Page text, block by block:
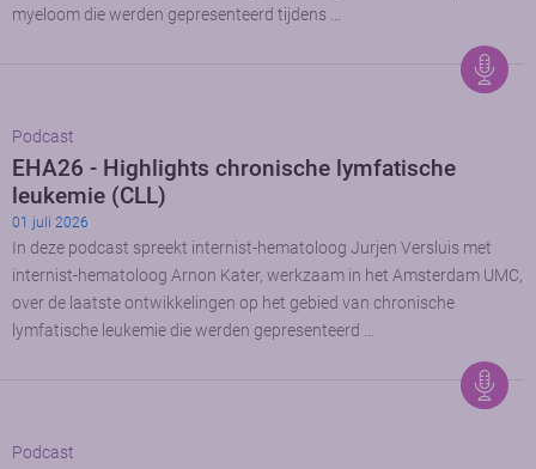
myeloom die werden gepresenteerd tijdens …
Podcast
EHA26 - Highlights chronische lymfatische
leukemie (CLL)
01 juli 2026
In deze podcast spreekt internist-hematoloog Jurjen Versluis met
internist-hematoloog Arnon Kater, werkzaam in het Amsterdam UMC,
over de laatste ontwikkelingen op het gebied van chronische
lymfatische leukemie die werden gepresenteerd …
Podcast